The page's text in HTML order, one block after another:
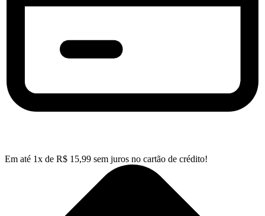
Em até 1x de R$ 15,99 sem juros no cartão de crédito!